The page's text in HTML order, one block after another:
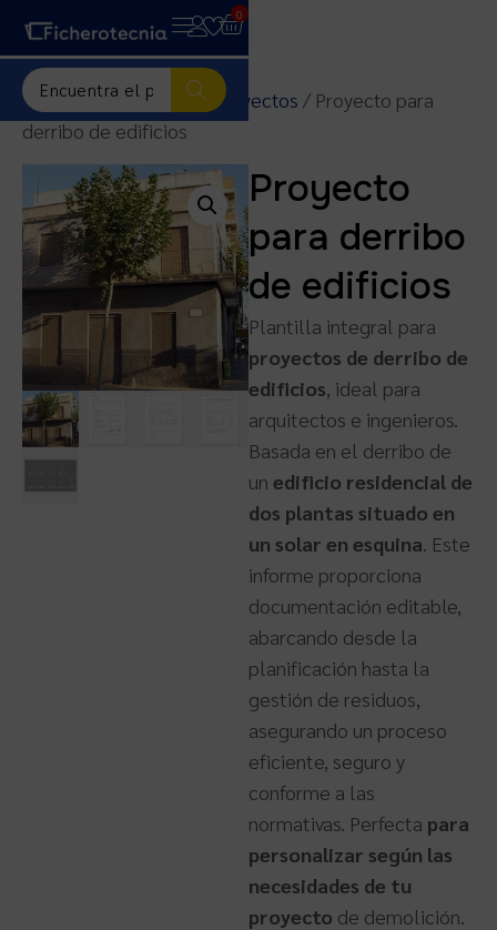
0
Inicio/Plantillas para proyectos / Proyecto para
derribo de edificios
Proyecto
para derribo
de edificios
Plantilla integral para
proyectos de derribo de
edificios, ideal para
arquitectos e ingenieros.
Basada en el derribo de
un edificio residencial de
dos plantas situado en
un solar en esquina. Este
informe proporciona
documentación editable,
abarcando desde la
planificación hasta la
gestión de residuos,
asegurando un proceso
eficiente, seguro y
conforme a las
normativas. Perfecta para
personalizar según las
necesidades de tu
proyecto de demolición.